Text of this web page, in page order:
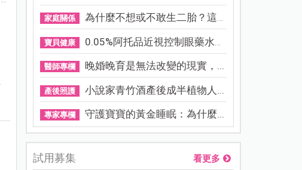
家庭關係 為什麼不想或不敢生二胎？這8...
寶貝健康 0.05%阿托品近視控制眼藥水納...
醫師專欄 晚婚晚育是無法改變的現實，...
產後照護 小說家青竹酒產後成半植物人...
專家專欄 守護寶寶的黃金睡眠：為什麼...
試用募集 看更多